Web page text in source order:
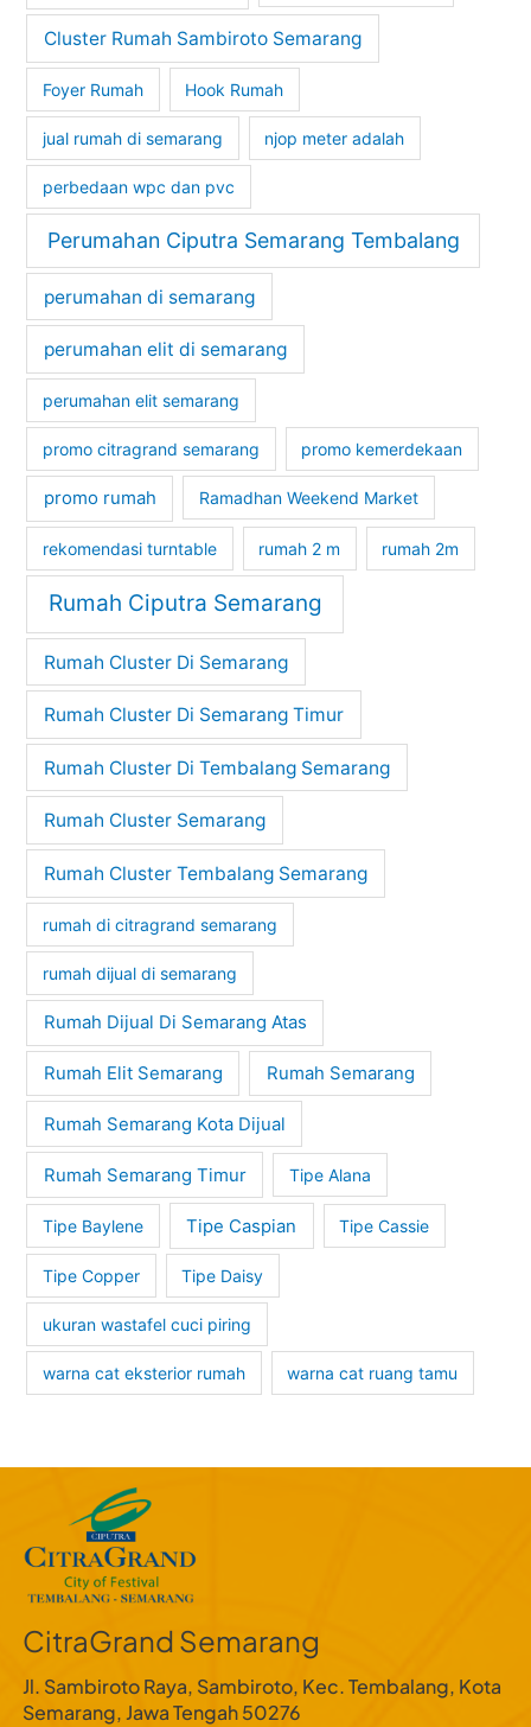
Cluster Rumah Sambiroto Semarang
Foyer Rumah Hook Rumah
jual rumah di semarang njop meter adalah
perbedaan wpc dan pvc
Perumahan Ciputra Semarang Tembalang
perumahan di semarang
perumahan elit di semarang
perumahan elit semarang
promo citragrand semarang promo kemerdekaan
promo rumah Ramadhan Weekend Market
rekomendasi turntable rumah 2 m rumah 2m
Rumah Ciputra Semarang
Rumah Cluster Di Semarang
Rumah Cluster Di Semarang Timur
Rumah Cluster Di Tembalang Semarang
Rumah Cluster Semarang
Rumah Cluster Tembalang Semarang
rumah di citragrand semarang
rumah dijual di semarang
Rumah Dijual Di Semarang Atas
Rumah Elit Semarang Rumah Semarang
Rumah Semarang Kota Dijual
Rumah Semarang Timur Tipe Alana
Tipe Baylene Tipe Caspian Tipe Cassie
Tipe Copper Tipe Daisy
ukuran wastafel cuci piring
warna cat eksterior rumah warna cat ruang tamu
CitraGrand Semarang
Jl. Sambiroto Raya, Sambiroto, Kec. Tembalang, Kota
Semarang, Jawa Tengah 50276